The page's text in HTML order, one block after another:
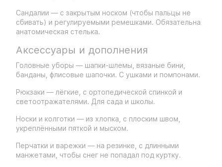
Сандалии — с закрытым носком (чтобы пальцы не
сбивать) и регулируемыми ремешками. Обязательна
анатомическая стелька.
Аксессуары и дополнения
Головные уборы — шапки-шлемы, вязаные бини,
банданы, флисовые шапочки. С ушками и помпонами.
Рюкзаки — лёгкие, с ортопедической спинкой и
светоотражателями. Для сада и школы.
Носки и колготки — из хлопка, с плоским швом,
укреплёнными пяткой и мыском.
Перчатки и варежки — на резинке, с длинными
манжетами, чтобы снег не попадал под куртку.